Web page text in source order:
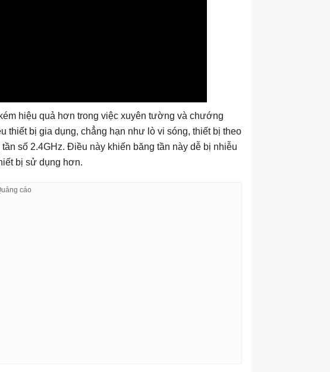
hiệu quả hơn trong việc xuyên tường và chướng
thiết bị gia dụng, chẳng hạn như lò vi sóng, thiết bị theo
số 2.4GHz. Điều này khiến băng tần này dễ bị nhiễu
bị sử dụng hơn.